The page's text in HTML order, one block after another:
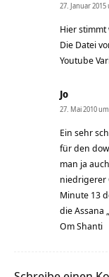
27. Januar
Hier stimmt
Die Datei
Youtube
Jo
27. Mai 2010
Ein sehr
für den
man ja
niedrigerer
Minute 13
die Assana
Om Shanti